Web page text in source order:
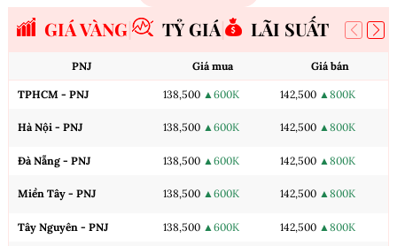
GIÁ VÀNG TỶ GIÁ LÃI SUẤT
PNJ Giá mua Giá bán
TPHCM - PNJ 138,500 ▲600K 142,500 ▲800K
Hà Nội - PNJ 138,500 ▲600K 142,500 ▲800K
Đà Nẵng - PNJ 138,500 ▲600K 142,500 ▲800K
Miền Tây - PNJ 138,500 ▲600K 142,500 ▲800K
Tây Nguyên - PNJ 138,500 ▲600K 142,500 ▲800K